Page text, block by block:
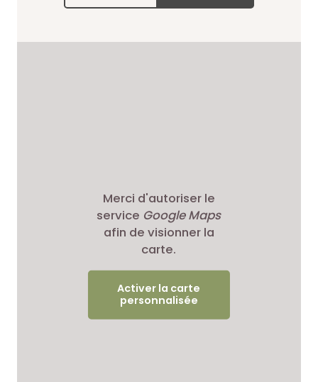
Merci d'autoriser le
service Google Maps
afin de visionner la
carte.
Activer la carte
personnalisée